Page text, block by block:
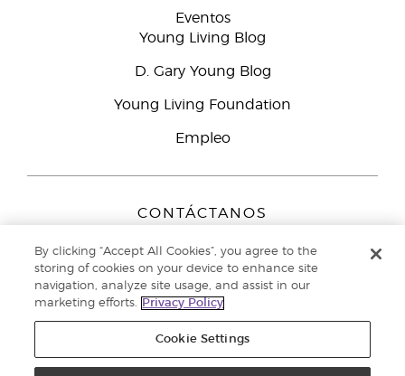
Eventos
Young Living Blog
D. Gary Young Blog
Young Living Foundation
Empleo
CONTÁCTANOS
Peizerweg 97
9727 AJ Groningen
Netherlands
Servicio de atención:900-812976
By clicking “Accept All Cookies”, you agree to the
storing of cookies on your device to enhance site
navigation, analyze site usage, and assist in our
marketing efforts.
Privacy Policy
Cookie Settings